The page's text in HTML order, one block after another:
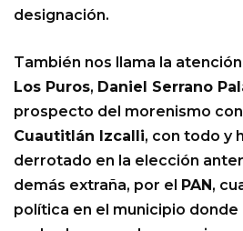
designación.
También nos llama la
Los Puros, Daniel Serrano
prospecto del morenismo
Cuautitlán Izcalli, con todo y
derrotado en la elección
demás extraña, por el PAN,
política en el municipio donde